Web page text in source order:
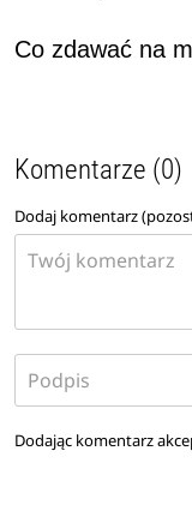
Co zdawać na
Komentarze (0)
Dodaj komentarz
Dodając komentarz